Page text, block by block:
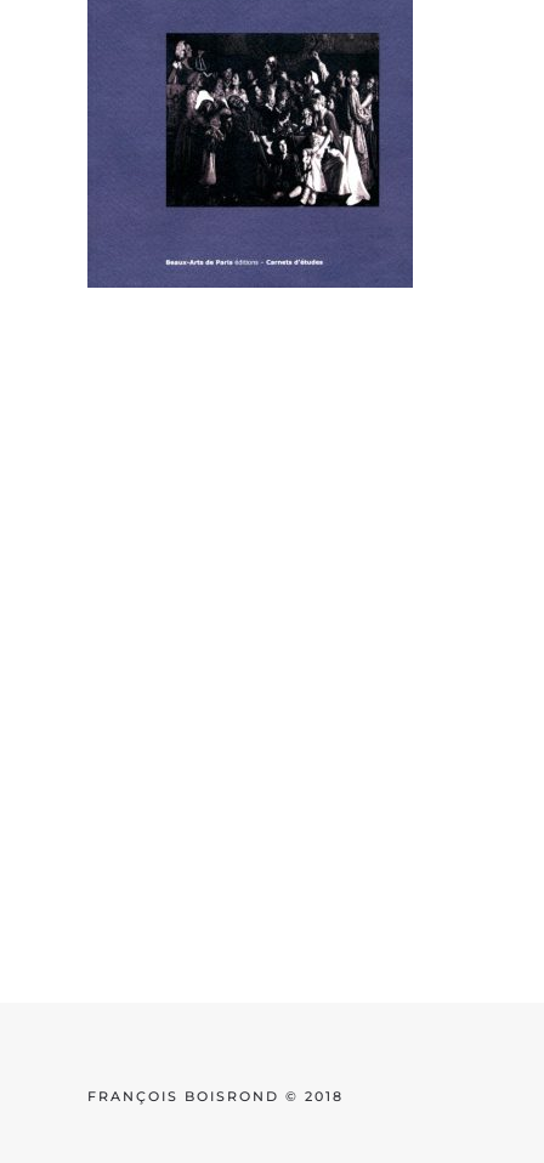
FRANÇOIS BOISROND © 2018